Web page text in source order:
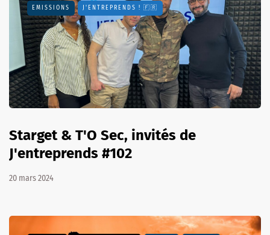
EMISSIONS J'ENTREPRENDS ! 🇫🇷
Starget & T'O Sec, invités de
J'entreprends #102
20 mars 2024